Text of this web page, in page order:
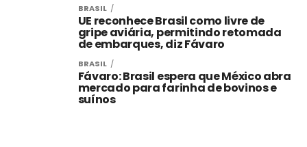
BRASIL
UE reconhece Brasil como livre de
gripe aviária, permitindo retomada
de embarques, diz Fávaro
BRASIL
Fávaro: Brasil espera que México abra
mercado para farinha de bovinos e
suínos